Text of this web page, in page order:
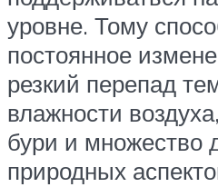
уровне. Тому
постоянное
резкий перепад
влажности
бури и множество
природных